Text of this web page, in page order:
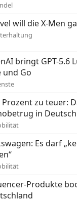
will die X-Men
bringt GPT-5.6
und Go
Prozent zu teuer:
in
Es darf
Produkte